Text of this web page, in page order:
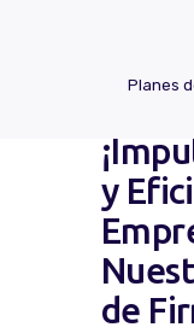
Planes
y
de